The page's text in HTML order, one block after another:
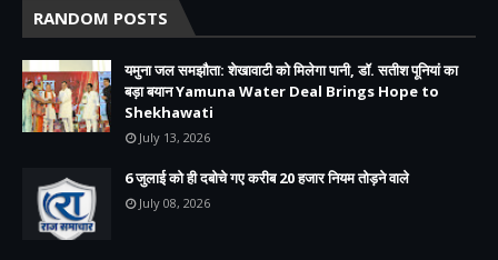
RANDOM POSTS
यमुना जल समझौता: शेखावाटी को मिलेगा पानी, डॉ. सतीश पूनियां का
बड़ा बयान Yamuna Water Deal Brings Hope to
Shekhawati
July 13, 2026
6 जुलाई को ही दबोचे गए करीब 20 हजार नियम तोड़ने वाले
July 08, 2026